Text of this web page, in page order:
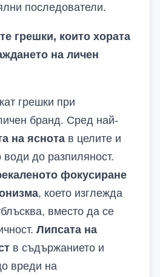
последователи.
грешки, които хората
на личен
грешки при
бранд. Сред най-
на яснота в целите и
води до разпиляност.
фокусиране
, което изглежда
вместо да се
Липсата на
в съдържанието и
вреди на